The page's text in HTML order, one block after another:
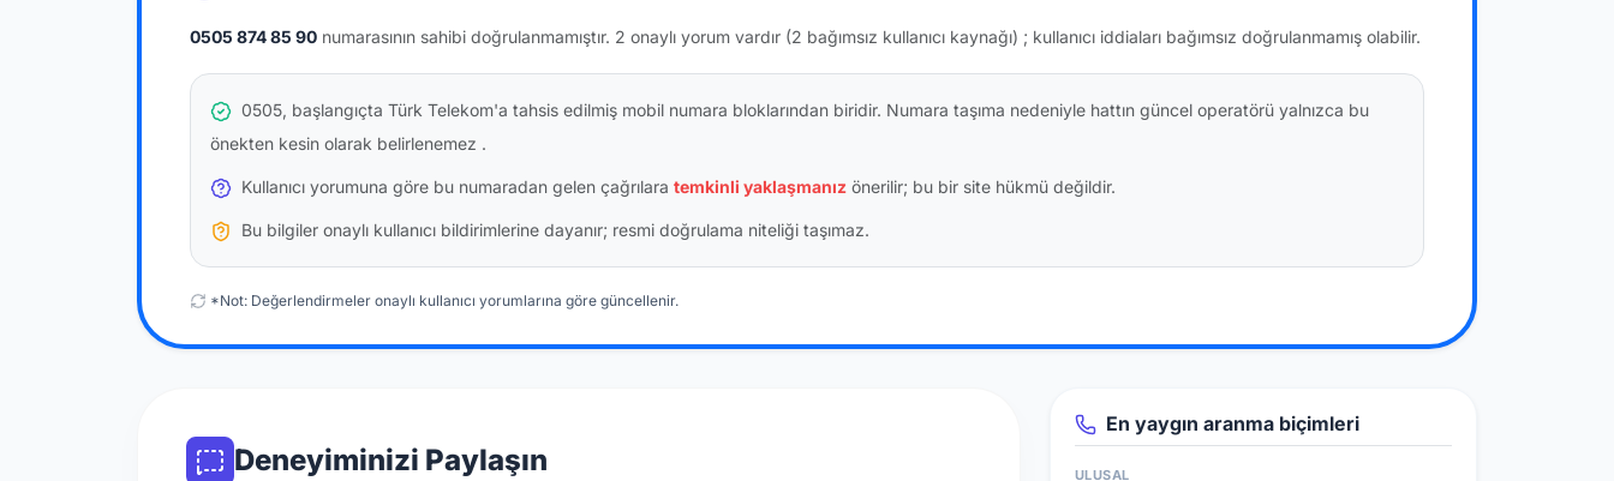
0505 874 85 90 numarasının sahibi doğrulanmamıştır. 2 onaylı yorum vardır (2 bağımsız kullanıcı kaynağı) ; kullanıcı iddiaları bağımsız doğrulanmamış olabilir.
0505, başlangıçta Türk Telekom'a tahsis edilmiş mobil numara bloklarından biridir. Numara taşıma nedeniyle hattın güncel operatörü yalnızca bu
önekten kesin olarak belirlenemez .
Kullanıcı yorumuna göre bu numaradan gelen çağrılara temkinli yaklaşmanız önerilir; bu bir site hükmü değildir.
Bu bilgiler onaylı kullanıcı bildirimlerine dayanır; resmi doğrulama niteliği taşımaz.
*Not: Değerlendirmeler onaylı kullanıcı yorumlarına göre güncellenir.
Deneyiminizi Paylaşın
En yaygın aranma biçimleri
ULUSAL